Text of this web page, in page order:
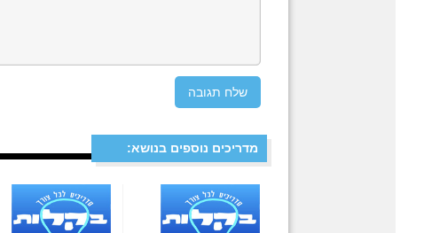
מדריכים נוספים בנושא: